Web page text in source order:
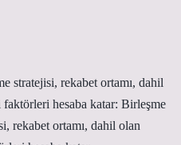
stratejisi, rekabet ortamı, dahil
hesaba katar: Birleşme
rekabet ortamı, dahil olan